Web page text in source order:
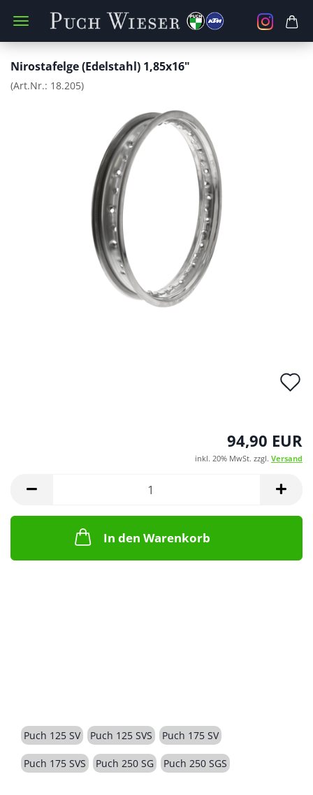
Nirostafelge (Edelstahl) 1,85x16"
(Art.Nr.: 18.205)
94,90 EUR
inkl. 20% MwSt. zzgl. Versand
In den Warenkorb
Puch 125 SV Puch 125 SVS Puch 175 SV
Puch 175 SVS Puch 250 SG Puch 250 SGS